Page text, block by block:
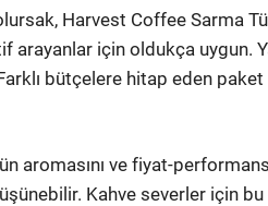
Harvest Coffee Sarma
arayanlar için oldukça uygun.
bütçelere hitap eden
aromasını ve fiyat-
Kahve severler için